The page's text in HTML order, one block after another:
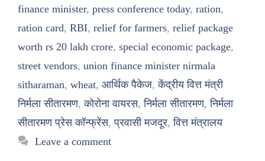
finance minister, press conference today, ration,
ration card, RBI, relief for farmers, relief package
worth rs 20 lakh crore, special economic package,
street vendors, union finance minister nirmala
sitharaman, wheat, आर्थिक पैकेज,केंद्रीय वित्त मंत्री
निर्मला सीतारमण,कोरोना वायरस,निर्मला सीतारमण,निर्मला
सीतारमण प्रेस कॉन्फ्रेंस,प्रवासी मजदूर,वित्त मंत्रालय
Leave a comment